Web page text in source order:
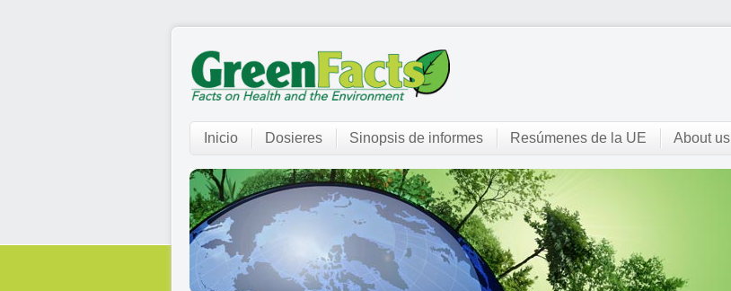
Inicio Dosieres Sinopsis de informes Resúmenes de la UE About us